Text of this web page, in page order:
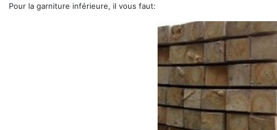
Pour la garniture inférieure, il vous faut: